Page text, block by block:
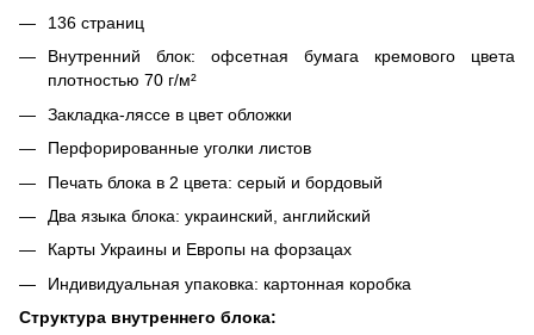
136 страниц
Внутренний блок: офсетная бумага кремового цвета
плотностью 70 г/м²
Закладка-ляссе в цвет обложки
Перфорированные уголки листов
Печать блока в 2 цвета: серый и бордовый
Два языка блока: украинский, английский
Карты Украины и Европы на форзацах
Индивидуальная упаковка: картонная коробка
Структура внутреннего блока: